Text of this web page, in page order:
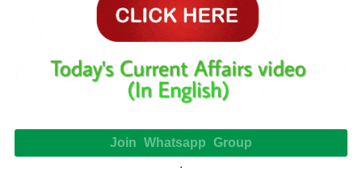
Join Whatsapp Group
.